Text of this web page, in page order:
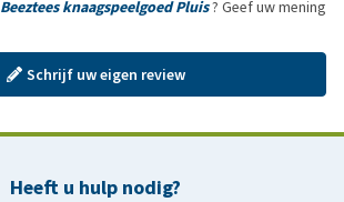
Beeztees knaagspeelgoed Pluis? Geef uw mening
Schrijf uw eigen review
Heeft u hulp nodig?